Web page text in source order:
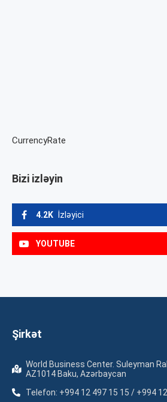
CurrencyRate
Bizi izləyin
4.2K İzləyici
YOUTUBE
Şirkət
World Business Center. Suleyman
AZ1014 Baku, Azərbaycan
Telefon: +994 12 497 15 15 / +994